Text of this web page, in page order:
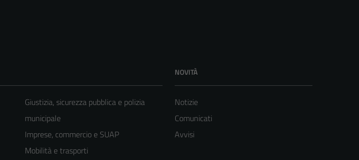
Giustizia, sicurezza pubblica e polizia
municipale
Imprese, commercio e SUAP
Mobilità e trasporti
NOVITÀ
Notizie
Comunicati
Avvisi